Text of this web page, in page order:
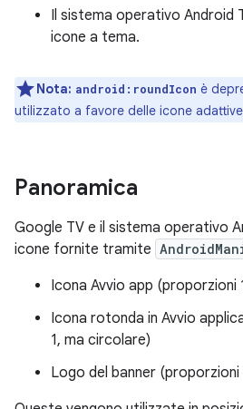
Il sistema operativo Android
icone a tema.
Nota: android:roundIcon è
utilizzato a favore delle icone
Panoramica
Google TV e il sistema operativo
icone fornite tramite
Icona Avvio app (proporzioni
Icona rotonda in Avvio
1, ma circolare)
Logo del banner (proporzioni